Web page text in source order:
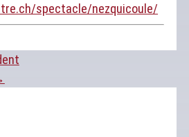
spectacle/nezquicoule/